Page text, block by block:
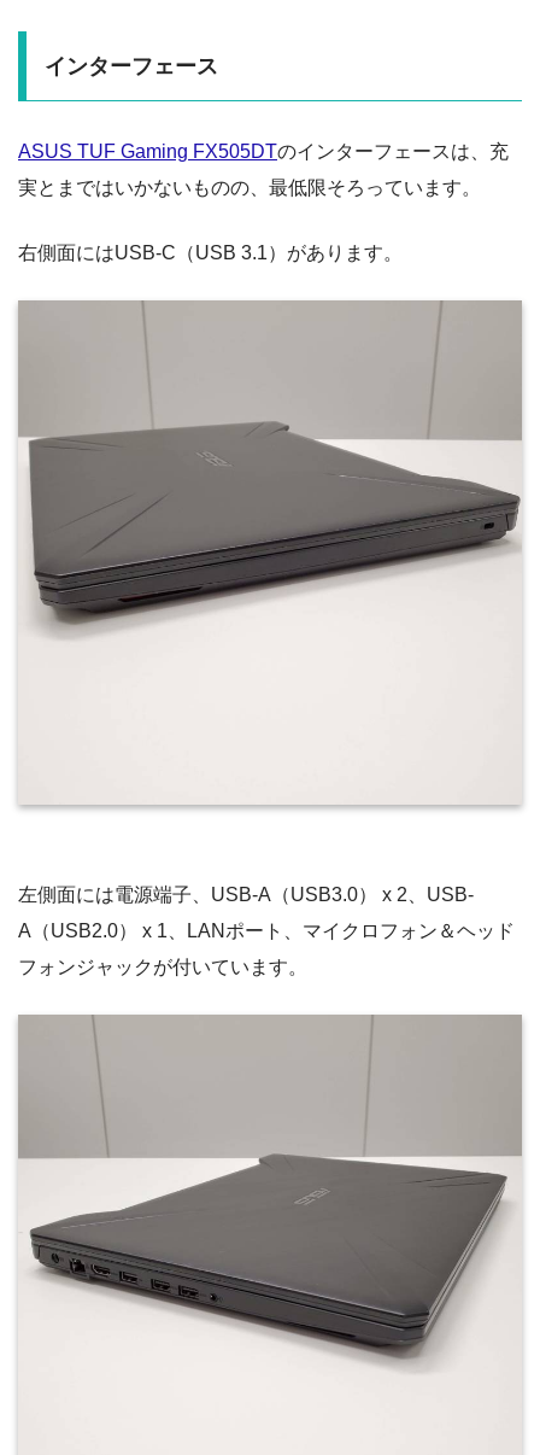
インターフェース
ASUS TUF Gaming FX505DTのインターフェースは、充
実とまではいかないものの、最低限そろっています。
右側面にはUSB-C（USB 3.1）があります。
左側面には電源端子、USB-A（USB3.0） x 2、USB-
A（USB2.0） x 1、LANポート、マイクロフォン＆ヘッド
フォンジャックが付いています。